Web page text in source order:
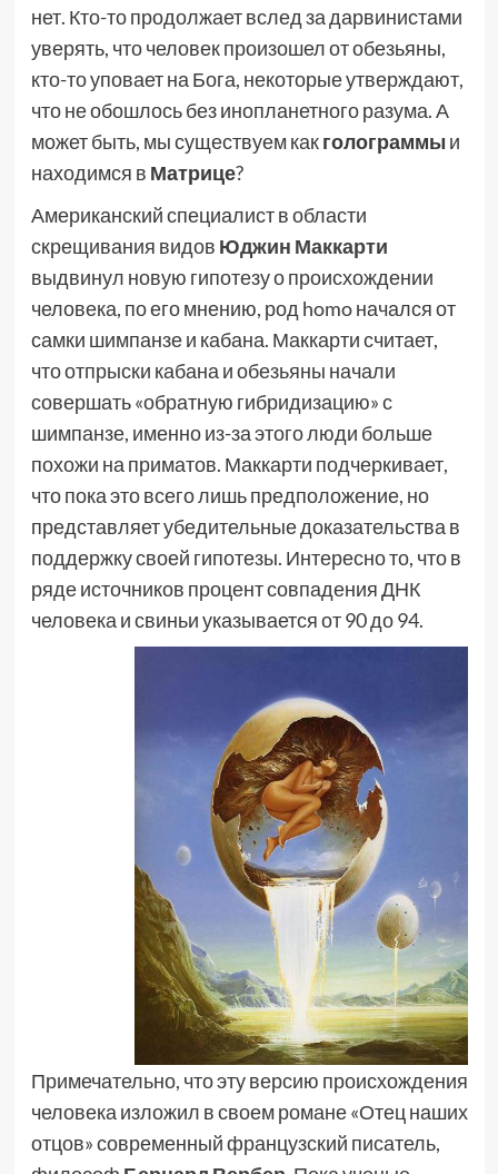
нет. Кто-то продолжает вслед за дарвинистами
уверять, что человек произошел от обезьяны,
кто-то уповает на Бога, некоторые утверждают,
что не обошлось без инопланетного разума. А
может быть, мы существуем какголограммы и
находимся в Матрице?
Американский специалист в области
скрещивания видов Юджин Маккарти
выдвинул новую гипотезу о происхождении
человека, по его мнению, род homo начался от
самки шимпанзе и кабана. Маккарти считает,
что отпрыски кабана и обезьяны начали
совершать «обратную гибридизацию» с
шимпанзе, именно из-за этого люди больше
похожи на приматов. Маккарти подчеркивает,
что пока это всего лишь предположение, но
представляет убедительные доказательства в
поддержку своей гипотезы. Интересно то, что в
ряде источников процент совпадения ДНК
человека и свиньи указывается от 90 до 94.
Примечательно, что эту версию происхождения
человека изложил в своем романе «Отец наших
отцов» современный французский писатель,